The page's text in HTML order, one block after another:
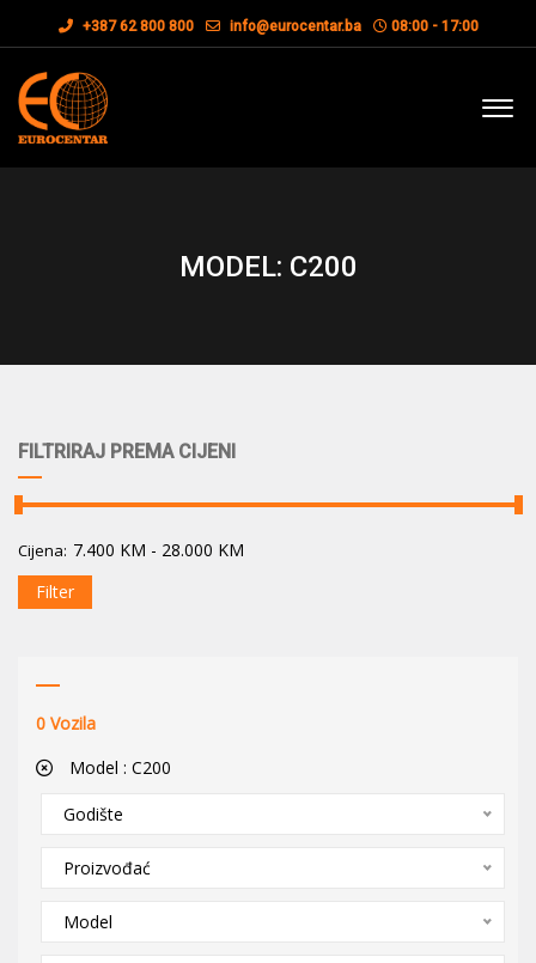
+387 62 800 800 info@eurocentar.ba 08:00 - 17:00
MODEL: C200
FILTRIRAJ PREMA CIJENI
Cijena: 7.400 KM - 28.000 KM
Filter
0 Vozila
Model : C200
Godište
Proizvođać
Model